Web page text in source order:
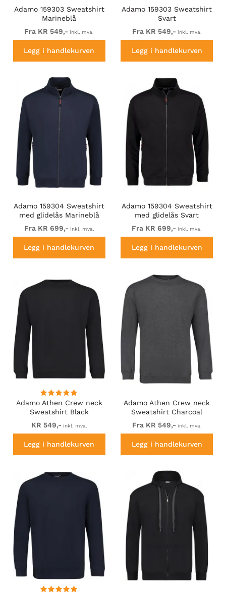
Adamo 159303 Sweatshirt
Marineblå
Fra KR 549,- inkl. mva.
Legg i handlekurven
Adamo 159303 Sweatshirt
Svart
Fra KR 549,- inkl. mva.
Legg i handlekurven
Adamo 159304 Sweatshirt
med glidelås Marineblå
Fra KR 699,- inkl. mva.
Legg i handlekurven
Adamo 159304 Sweatshirt
med glidelås Svart
Fra KR 699,- inkl. mva.
Legg i handlekurven
Adamo Athen Crew neck
Sweatshirt Black
KR 549,- inkl. mva.
Legg i handlekurven
Adamo Athen Crew neck
Sweatshirt Charcoal
Fra KR 549,- inkl. mva.
Legg i handlekurven